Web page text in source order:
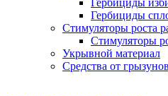
Гербициды
Гербициды
Стимуляторы роста
Стимуляторы
Укрывной материал
Средства от грызунов